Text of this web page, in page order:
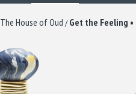
The House of Oud / Get the Feeling